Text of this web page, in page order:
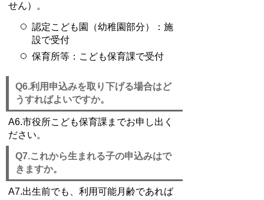
せん）。
認定こども園（幼稚園部分）：施
設で受付
保育所等：こども保育課で受付
Q6.利用申込みを取り下げる場合はど
うすればよいですか。
A6.市役所こども保育課までお申し出く
ださい。
Q7.これから生まれる子の申込みはで
きますか。
A7.出生前でも、利用可能月齢であれば